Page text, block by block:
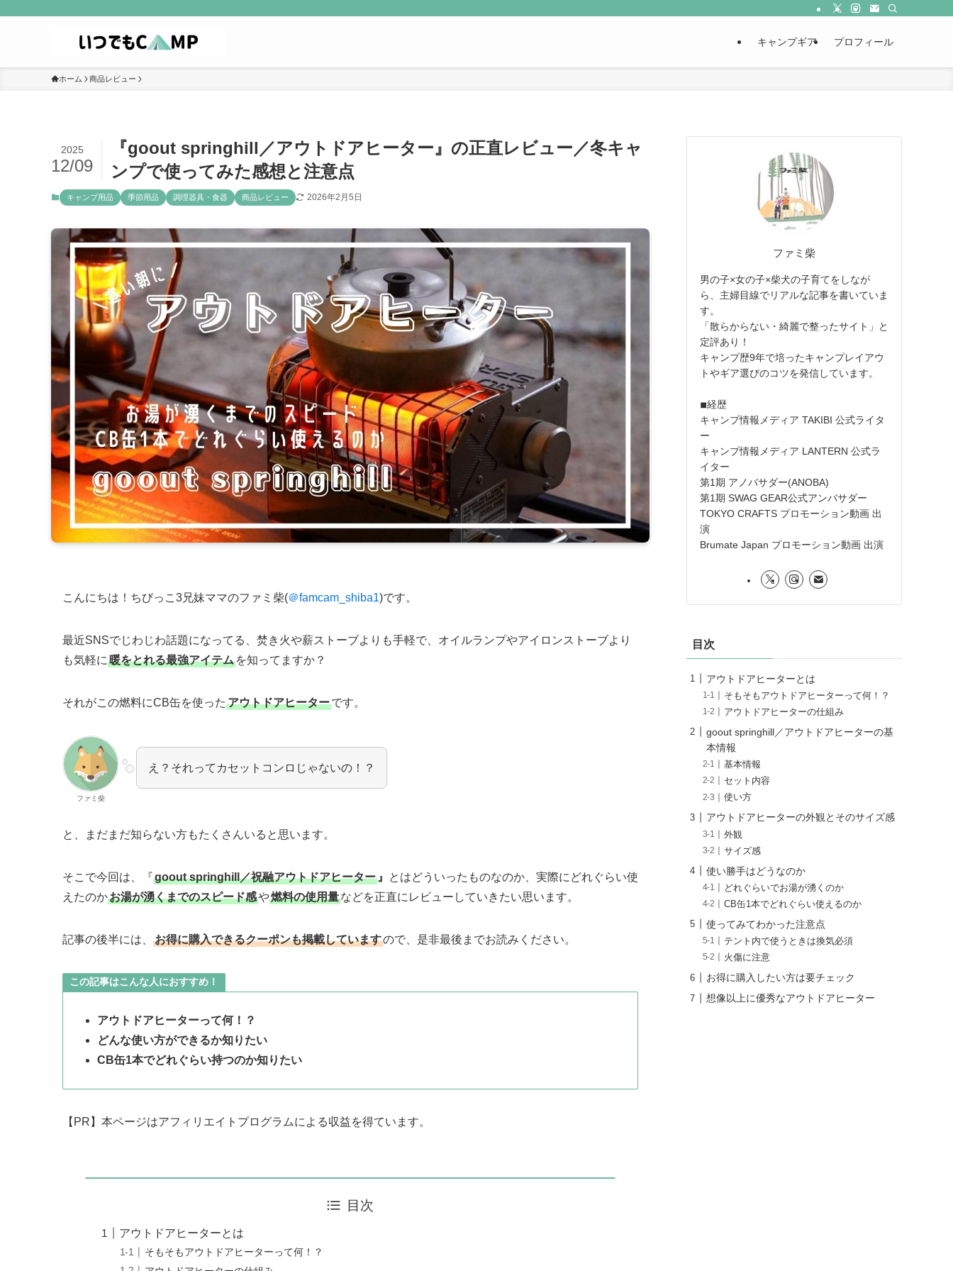
キャンプギア プロフィール
ホーム 商品レビュー
『goout springhill／アウトドアヒーター』の正直レビュー／冬キャ
ンプで使ってみた感想と注意点
2025
12/09
キャンプ用品 季節用品 調理器具・食器 商品レビュー 2026年2月5日
こんにちは！ちびっこ3兄妹ママのファミ柴(＠famcam_shiba1)です。
最近SNSでじわじわ話題になってる、焚き火や薪ストーブよりも手軽で、オイルランプやアイロンストーブより
も気軽に 暖をとれる最強アイテム を知ってますか？
それがこの燃料にCB缶を使った アウトドアヒーターです。
ファミ柴
え？それってカセットコンロじゃないの！？
と、まだまだ知らない方もたくさんいると思います。
そこで今回は、『goout springhill／祝融アウトドアヒーター 』
とはどういったものなのか、実際にどれぐらい使
えたのかお湯が湧くまでのスピード感や燃料の使用量などを正直にレビューしていきたい思います。
記事の後半には、 お得に購入できるクーポンも掲載していますので、是非最後までお読みください。
この記事はこんな人におすすめ！
アウトドアヒーターって何！？
どんな使い方ができるか知りたい
CB缶1本でどれぐらい持つのか知りたい
【PR】本ページはアフィリエイトプログラムによる収益を得ています。
目次
アウトドアヒーターとは
そもそもアウトドアヒーターって何！？
ファミ柴
男の子×女の子×柴犬の子育てをしなが
ら、主婦目線でリアルな記事を書いていま
す。
「散らからない・綺麗で整ったサイト」と
定評あり！
キャンプ歴9年で培ったキャンプレイアウ
トやギア選びのコツを発信しています。
◾︎経歴
キャンプ情報メディア TAKIBI 公式ライタ
ー
キャンプ情報メディア LANTERN 公式ラ
イター
第1期 アノバサダー(ANOBA)
第1期 SWAG GEAR公式アンバサダー
TOKYO CRAFTS プロモーション動画 出
演
Brumate Japan プロモーション動画 出演
目次
アウトドアヒーターとは
そもそもアウトドアヒーターって何！？
アウトドアヒーターの仕組み
goout springhill／アウトドアヒーターの基
本情報
基本情報
セット内容
使い方
アウトドアヒーターの外観とそのサイズ感
外観
サイズ感
使い勝手はどうなのか
どれぐらいでお湯が湧くのか
CB缶1本でどれぐらい使えるのか
使ってみてわかった注意点
テント内で使うときは換気必須
火傷に注意
お得に購入したい方は要チェック
想像以上に優秀なアウトドアヒーター